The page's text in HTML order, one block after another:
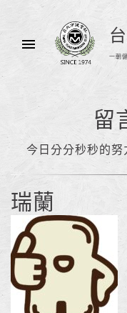
一朝
留
今日分分秒秒的努
瑞蘭